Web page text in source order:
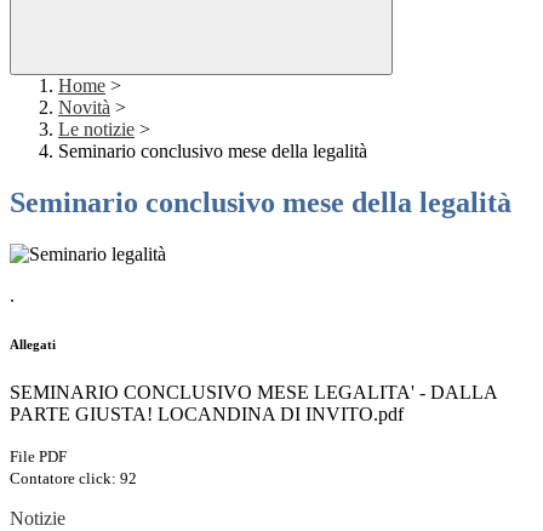
Home >
Novità >
Le notizie >
Seminario conclusivo mese della legalità
Seminario conclusivo mese della legalità
.
Allegati
SEMINARIO CONCLUSIVO MESE LEGALITA' - DALLA
PARTE GIUSTA! LOCANDINA DI INVITO.pdf
File PDF
Contatore click: 92
Notizie